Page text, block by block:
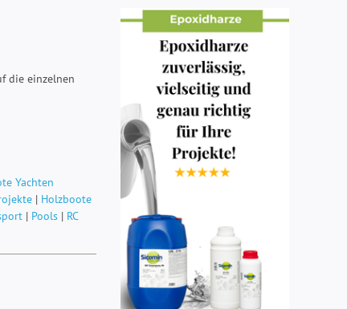
die einzelnen
Yachten
| Holzboote
| Pools | RC